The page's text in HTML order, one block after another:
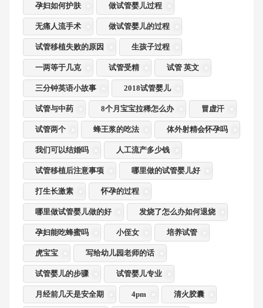
孕妇如何护肤 做试管婴儿过程
无痛人流手术 做试管婴儿的过程
试管移植失败的原因 生孩子过程
一两等于几克 试管受精 试管 英文
三分钟英语小故事 2018试管婴儿
试管与中药 8个月宝宝拉稀怎么办 冒虚汗
试管两个 蜂王浆的吃法 体外射精会怀孕吗
我们可以结婚吗 人工流产多少钱
试管移植后注意事项 哪里做的试管婴儿好
打生长激素 怀孕的过程
哪里做试管婴儿做的好 发烧了怎么办如何退烧
孕妇能吃蜂蜜吗 小侄女 培养试管
虎宝宝 写给幼儿园老师的话
试管婴儿的步骤 试管婴儿专业
月经前几天是安全期 4pm 清火胶囊